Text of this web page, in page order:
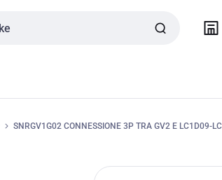
SNRGV1G02 CONNESSIONE 3P TRA GV2 E LC1D09-